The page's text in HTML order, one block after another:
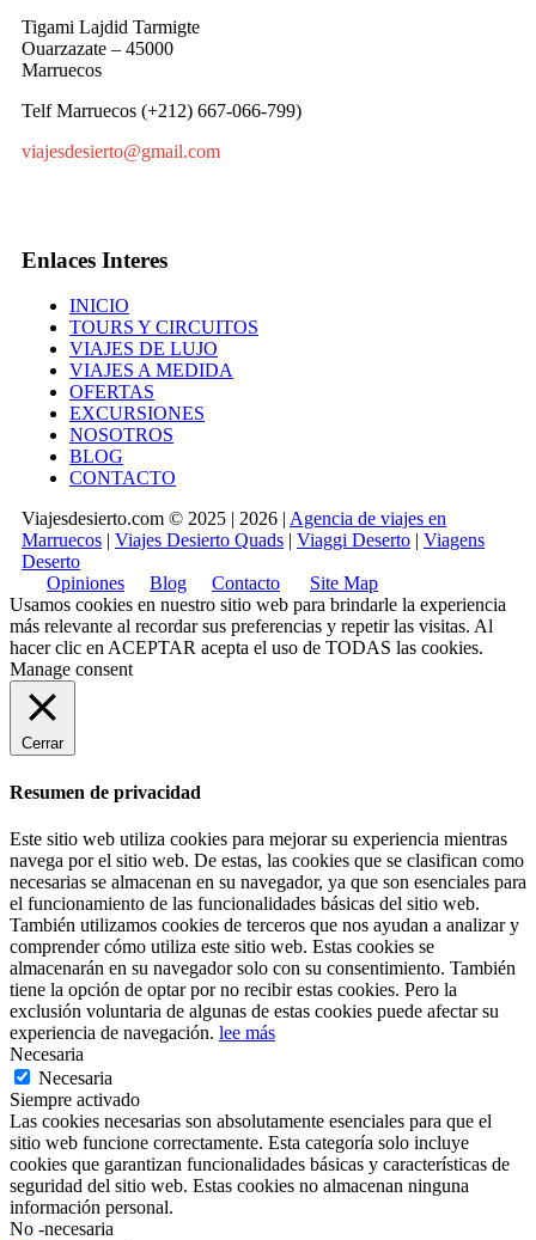
Tigami Lajdid Tarmigte
Ouarzazate – 45000
Marruecos
Telf Marruecos (+212) 667-066-799)
viajesdesierto@gmail.com
Enlaces Interes
INICIO
TOURS Y CIRCUITOS
VIAJES DE LUJO
VIAJES A MEDIDA
OFERTAS
EXCURSIONES
NOSOTROS
BLOG
CONTACTO
Viajesdesierto.com © 2025 | 2026 | Agencia de viajes en
Marruecos | Viajes Desierto Quads | Viaggi Deserto | Viagens
Deserto
Opiniones
Blog Contacto
Site Map
Usamos cookies en nuestro sitio web para brindarle la experiencia
más relevante al recordar sus preferencias y repetir las visitas. Al
hacer clic en ACEPTAR acepta el uso de TODAS las cookies.
Manage consent
Cerrar
Resumen de privacidad
Este sitio web utiliza cookies para mejorar su experiencia mientras
navega por el sitio web. De estas, las cookies que se clasifican como
necesarias se almacenan en su navegador, ya que son esenciales para
el funcionamiento de las funcionalidades básicas del sitio web.
También utilizamos cookies de terceros que nos ayudan a analizar y
comprender cómo utiliza este sitio web. Estas cookies se
almacenarán en su navegador solo con su consentimiento. También
tiene la opción de optar por no recibir estas cookies. Pero la
exclusión voluntaria de algunas de estas cookies puede afectar su
experiencia de navegación. lee más
Necesaria
Necesaria
Siempre activado
Las cookies necesarias son absolutamente esenciales para que el
sitio web funcione correctamente. Esta categoría solo incluye
cookies que garantizan funcionalidades básicas y características de
seguridad del sitio web. Estas cookies no almacenan ninguna
información personal.
No -necesaria